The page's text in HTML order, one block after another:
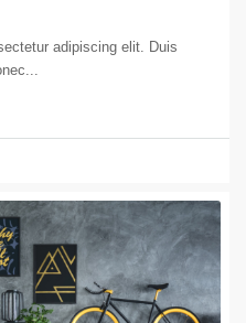
adipiscing elit. Duis